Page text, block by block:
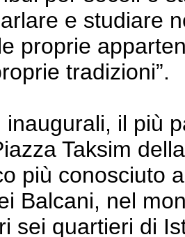
e studiare
proprie
tradizioni”.
inaugurali, il più
Taksim
più conosciuto
Balcani, nel
sei quartieri di